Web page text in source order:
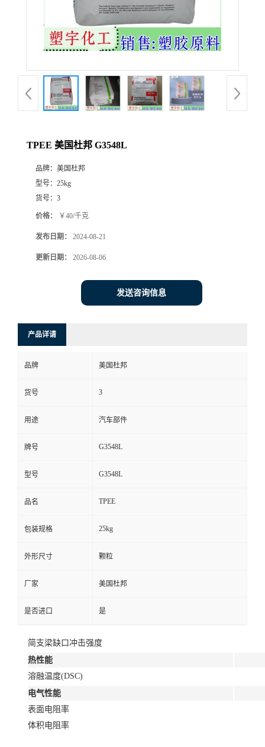
TPEE 美国杜邦 G3548L
品牌： 美国杜邦
型号： 25kg
货号： 3
价格： ￥40/千克
发布日期： 2024-08-21
更新日期： 2026-08-06
发送咨询信息
产品详请
品牌 美国杜邦
货号 3
用途 汽车部件
牌号 G3548L
型号 G3548L
品名 TPEE
包装规格 25kg
外形尺寸 颗粒
厂家 美国杜邦
是否进口 是
简支梁缺口冲击强度
热性能
溶融温度(DSC)
电气性能
表面电阻率
体积电阻率